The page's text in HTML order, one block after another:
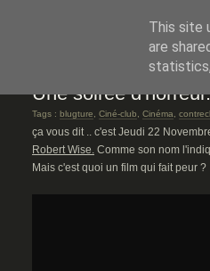
Une soirée
Tags : blugture Ciné-club Cinéma
ça vous dit .. c'est Jeudi 22
Robert Wise. Comme son nom
Mais c'est quoi un film qui fait peur ?
This site
are